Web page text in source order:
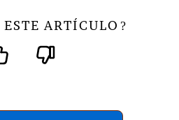
ARTÍCULO ?